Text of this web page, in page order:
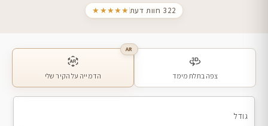
★★★★★
322 חוות דעת
צפה בתלת מימד
AR
הדמייה על הקיר שלי
גודל